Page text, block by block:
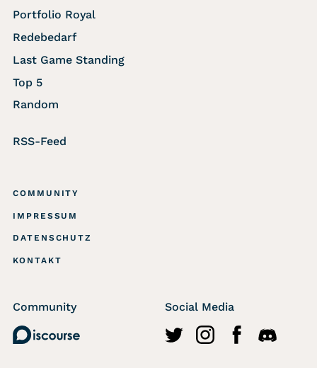
Portfolio Royal
Redebedarf
Last Game Standing
Top 5
Random
RSS-Feed
COMMUNITY
IMPRESSUM
DATENSCHUTZ
KONTAKT
Community
Discourse
Social Media
http://twitter.com/
https://https://https://